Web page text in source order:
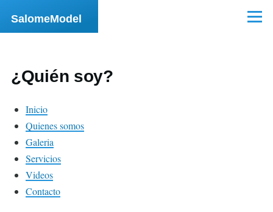
Pasar al contenido principal
SalomeModel Menú
¿Quién soy?
Inicio
Quienes somos
Galeria
Servicios
Videos
Contacto